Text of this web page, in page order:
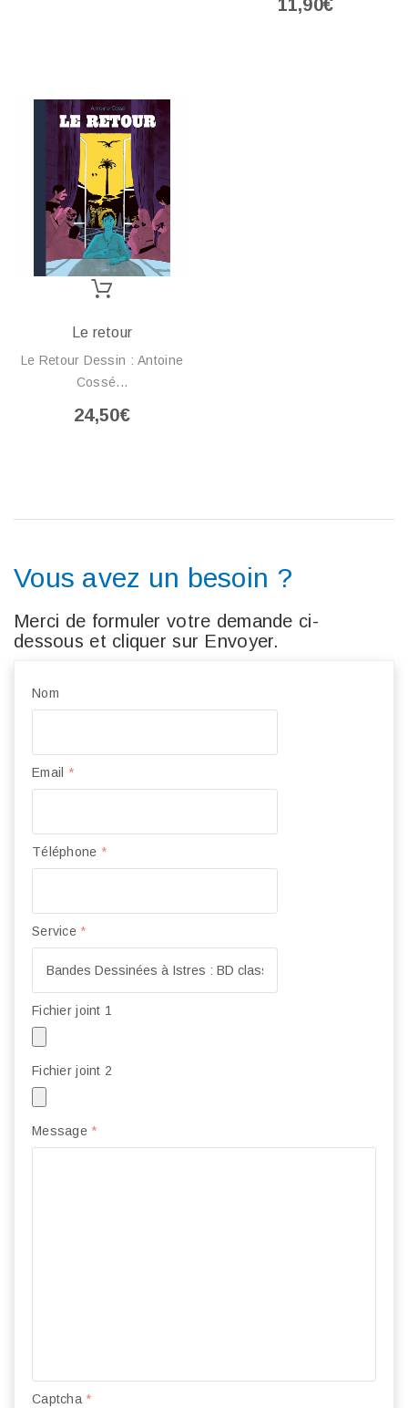
11,90€
Le retour
Le Retour Dessin : Antoine
Cossé...
24,50€
Vous avez un besoin ?
Merci de formuler votre demande ci-
dessous et cliquer sur Envoyer.
Nom
Email *
Téléphone *
Service *
Fichier joint 1
Fichier joint 2
Message *
Captcha *